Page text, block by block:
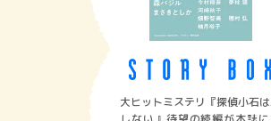
大ヒットミステリ『探偵小石